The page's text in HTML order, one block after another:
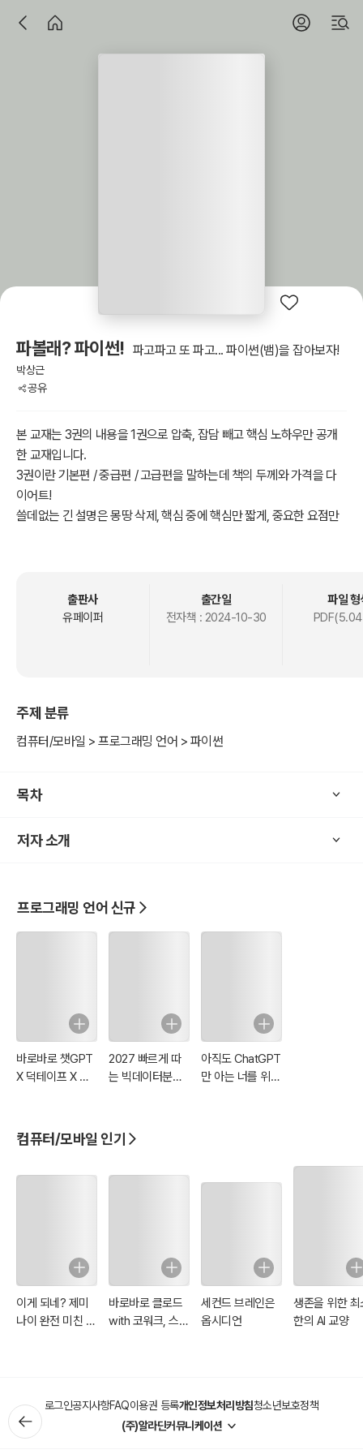
파볼래? 파이썬! 파고파고 또 파고... 파이썬(뱀)을 잡아보자!
박상근
공유
본 교재는 3권의 내용을 1권으로 압축, 잡담 빼고 핵심 노하우만 공개
한 교재입니다.
3권이란 기본편 / 중급편 / 고급편을 말하는데 책의 두께와 가격을 다
이어트!
쓸데없는 긴 설명은 몽땅 삭제, 핵심 중에 핵심만 짧게, 중요한 요점만
출판사
유페이퍼
출간일
전자책 : 2024-10-30
파일 형
주제 분류
컴퓨터/모바일 > 프로그래밍 언어 > 파이썬
목차
저자 소개
프로그래밍 언어 신규
바로바로 챗GPT
X 덕테이프 X 코
2027 빠르게 따
는 빅데이터분석
아직도 ChatGPT
만 아는 너를 위
컴퓨터/모바일 인기
이게 되네? 제미
나이 완전 미친 활
바로바로 클로드
with 코워크, 스
세컨드 브레인은
옵시디언
생존을 위한 최
한의 AI 교양
로그인공지사항FAQ이용권 등록개인정보처리방침청소년보호정책
(주)알라딘커뮤니케이션